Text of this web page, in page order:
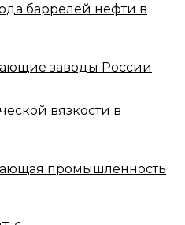
баррелей нефти в
заводы России
вязкости в
промышленность